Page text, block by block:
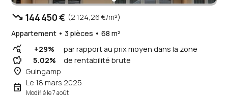
trending_down 144 450 € (2 124,26 €/m²)
Appartement • 3 pièces • 68 m²
query_stats +29% par rapport au prix moyen dans la zone
savings 5.02% de rentabilité brute
place Guingamp
event Le 18 mars 2025
Modifié le 7 août